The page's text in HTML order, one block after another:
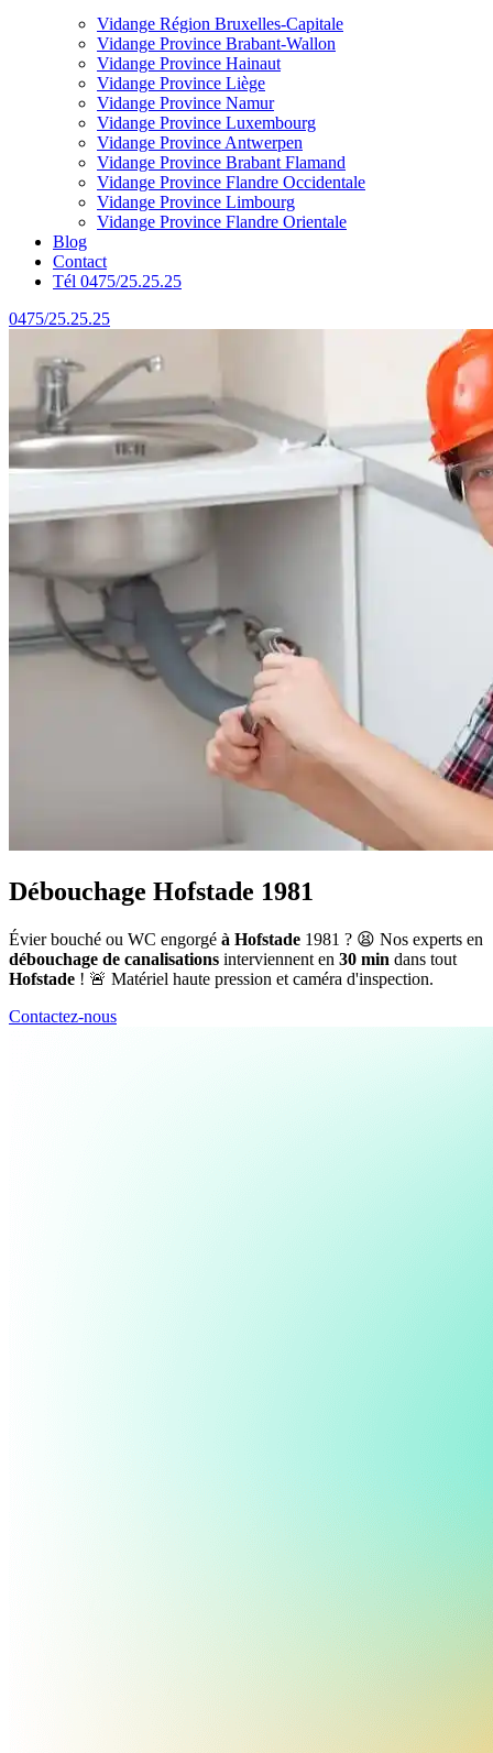
Vidange Région Bruxelles-Capitale
Vidange Province Brabant-Wallon
Vidange Province Hainaut
Vidange Province Liège
Vidange Province Namur
Vidange Province Luxembourg
Vidange Province Antwerpen
Vidange Province Brabant Flamand
Vidange Province Flandre Occidentale
Vidange Province Limbourg
Vidange Province Flandre Orientale
Blog
Contact
Tél 0475/25.25.25
0475/25.25.25
Débouchage Hofstade 1981
Évier bouché ou WC engorgé à Hofstade 1981 ? 😫 Nos experts en
débouchage de canalisations interviennent en 30 min dans tout
Hofstade ! 🚨 Matériel haute pression et caméra d'inspection.
Contactez-nous